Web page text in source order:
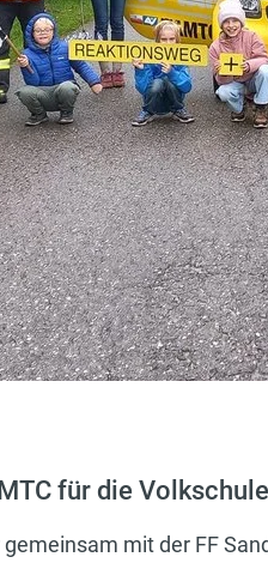
für die
mit der FF